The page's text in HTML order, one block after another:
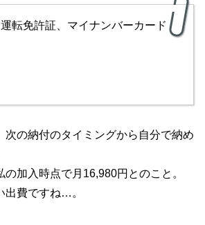
運転免許証、マイナンバーカード
次の納付のタイミングから自分で納め
加入時点で月16,980円とのこと。
出費ですね…。